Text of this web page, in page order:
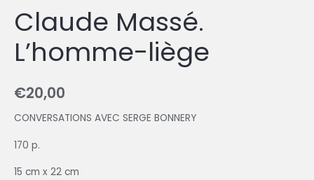
Claude Massé.
L’homme-liège
€20,00
CONVERSATIONS AVEC SERGE BONNERY
170 p.
15 cm x 22 cm